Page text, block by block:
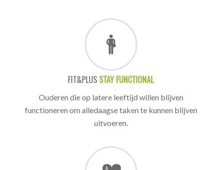
FIT&PLUS STAY FUNCTIONAL
Ouderen die op latere leeftijd willen blijven
functioneren om alledaagse taken te kunnen blijven
uitvoeren.